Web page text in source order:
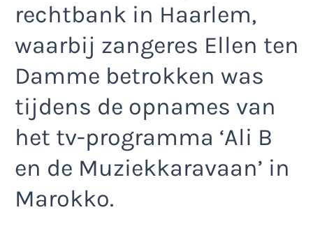
rechtbank in Haarlem,
waarbij zangeres Ellen ten
Damme betrokken was
tijdens de opnames van
het tv-programma ‘Ali B
en de Muziekkaravaan’ in
Marokko.